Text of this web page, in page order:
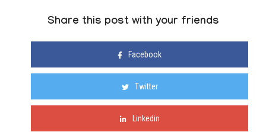
Share this post with your friends
Facebook
Twitter
Linkedin